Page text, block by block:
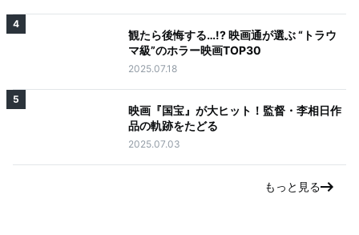
4
観たら後悔する…!? 映画通が選ぶ “トラウ
マ級”のホラー映画TOP30
2025.07.18
5
映画『国宝』が大ヒット！監督・李相日作
品の軌跡をたどる
2025.07.03
もっと見る